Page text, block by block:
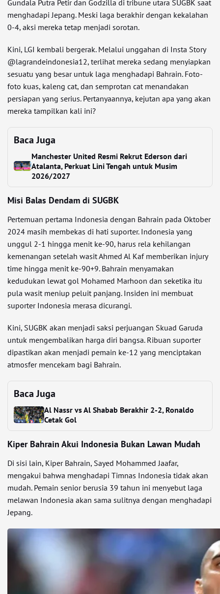
Gundala Putra Petir dan Godzilla di tribune utara SUGBK saat
menghadapi Jepang. Meski laga berakhir dengan kekalahan
0-4, aksi mereka tetap menjadi sorotan.
Kini, LGI kembali bergerak. Melalui unggahan di Insta Story
@lagrandeindonesia12, terlihat mereka sedang menyiapkan
sesuatu yang besar untuk laga menghadapi Bahrain. Foto-
foto kuas, kaleng cat, dan semprotan cat menandakan
persiapan yang serius. Pertanyaannya, kejutan apa yang akan
mereka tampilkan kali ini?
Baca Juga
Manchester United Resmi Rekrut Ederson dari
Atalanta, Perkuat Lini Tengah untuk Musim
2026/2027
Misi Balas Dendam di SUGBK
Pertemuan pertama Indonesia dengan Bahrain pada Oktober
2024 masih membekas di hati suporter. Indonesia yang
unggul 2-1 hingga menit ke-90, harus rela kehilangan
kemenangan setelah wasit Ahmed Al Kaf memberikan injury
time hingga menit ke-90+9. Bahrain menyamakan
kedudukan lewat gol Mohamed Marhoon dan seketika itu
pula wasit meniup peluit panjang. Insiden ini membuat
suporter Indonesia merasa dicurangi.
Kini, SUGBK akan menjadi saksi perjuangan Skuad Garuda
untuk mengembalikan harga diri bangsa. Ribuan suporter
dipastikan akan menjadi pemain ke-12 yang menciptakan
atmosfer mencekam bagi Bahrain.
Baca Juga
Al Nassr vs Al Shabab Berakhir 2-2, Ronaldo
Cetak Gol
Kiper Bahrain Akui Indonesia Bukan Lawan Mudah
Di sisi lain, Kiper Bahrain, Sayed Mohammed Jaafar,
mengakui bahwa menghadapi Timnas Indonesia tidak akan
mudah. Pemain senior berusia 39 tahun ini menyebut laga
melawan Indonesia akan sama sulitnya dengan menghadapi
Jepang.